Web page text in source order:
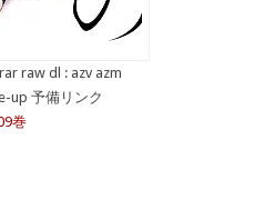
raw dl : azv azm
up 予備リンク
巻